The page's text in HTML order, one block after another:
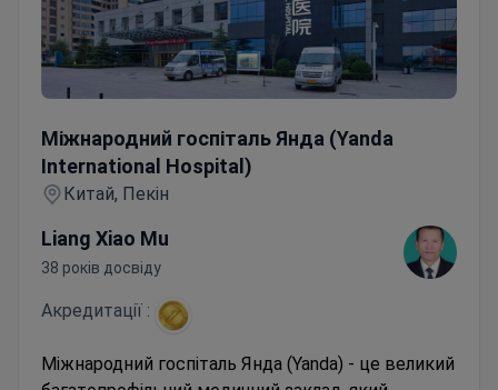
Міжнародний госпіталь Янда (Yanda International
Міжнародний госпіталь Янда (Yanda
International Hospital)
Китай, Пекін
Liang Xiao Mu
38 років досвіду
Акредитації :
Міжнародний госпіталь Янда (Yanda) - це великий
багатопрофільний медичний заклад, який
поєднує перевірені міжнародні протоколи та
традиційні китайські підходи. Лікарня оснащена